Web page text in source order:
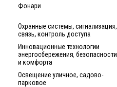
Фонари
Охранные системы, сигнализация,
связь, контроль доступа
Инновационные технологии
энергосбережения, безопасности
и комфорта
Освещение уличное, садово-
парковое